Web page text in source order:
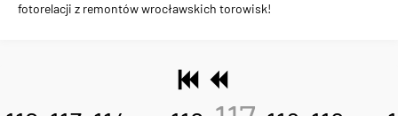
fotorelacji z remontów wrocławskich torowisk!